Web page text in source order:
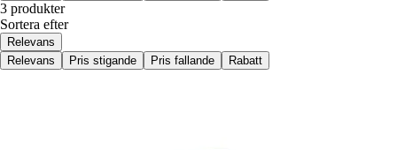
3 produkter
Sortera efter
Relevans
Relevans
Pris stigande Pris fallande Rabatt